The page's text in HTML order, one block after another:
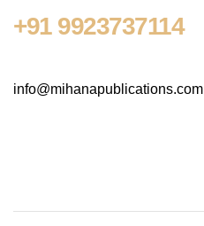
+91 9923737114
info@mihanapublications.com